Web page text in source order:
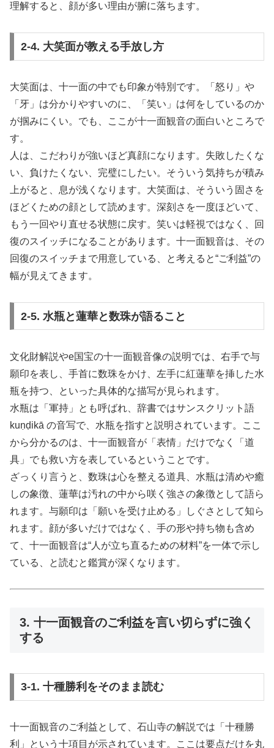
理解すると、顔が多い理由が腑に落ちます。
2-4. 大笑面が教える手放し方
大笑面は、十一面の中でも印象が特別です。「怒り」や
「牙」は分かりやすいのに、「笑い」は何をしているのか
が掴みにくい。でも、ここが十一面観音の面白いところで
す。
人は、こだわりが強いほど真顔になります。失敗したくな
い、負けたくない、完璧にしたい。そういう気持ちが積み
上がると、息が浅くなります。大笑面は、そういう固さを
ほどくための顔として読めます。深刻さを一度ほどいて、
もう一回やり直せる状態に戻す。笑いは軽視ではなく、回
復のスイッチになることがあります。十一面観音は、その
回復のスイッチまで用意している、と考えると“ご利益”の
幅が見えてきます。
2-5. 水瓶と蓮華と数珠が語ること
文化財解説やe国宝の十一面観音像の説明では、右手で与
願印を表し、手首に数珠をかけ、左手に紅蓮華を挿した水
瓶を持つ、といった具体的な描写が見られます。
水瓶は「軍持」とも呼ばれ、辞書ではサンスクリット語
kuṇḍikā の音写で、水瓶を指すと説明されています。ここ
から分かるのは、十一面観音が「表情」だけでなく「道
具」でも救い方を表しているということです。
ざっくり言うと、数珠は心を整える道具、水瓶は清めや癒
しの象徴、蓮華は汚れの中から咲く強さの象徴として語ら
れます。与願印は「願いを受け止める」しぐさとして知ら
れます。顔が多いだけではなく、手の形や持ち物も含め
て、十一面観音は“人が立ち直るための材料”を一体で示し
ている、と読むと鑑賞が深くなります。
3. 十一面観音のご利益を言い切らずに強く
する
3-1. 十種勝利をそのまま読む
十一面観音のご利益として、石山寺の解説では「十種勝
利」という十項目が示されています。ここは要点だけを丸